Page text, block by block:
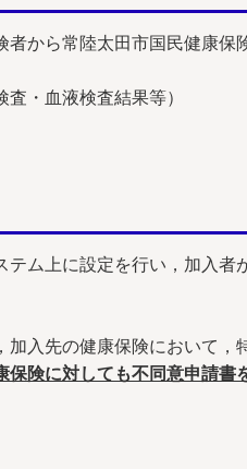
から常陸太田市国民健康保
・血液検査結果等）
ム上に設定を行い，加入者
，加入先の健康保険において
保険に対しても不同意申請書